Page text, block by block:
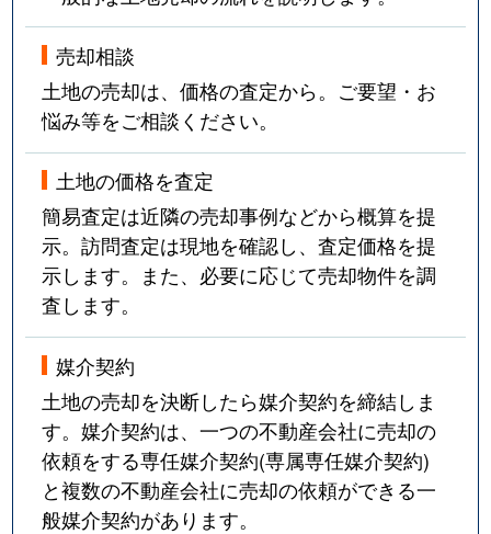
売却相談
土地の売却は、価格の査定から。ご要望・お
悩み等をご相談ください。
土地の価格を査定
簡易査定は近隣の売却事例などから概算を提
示。訪問査定は現地を確認し、査定価格を提
示します。また、必要に応じて売却物件を調
査します。
媒介契約
土地の売却を決断したら媒介契約を締結しま
す。媒介契約は、一つの不動産会社に売却の
依頼をする専任媒介契約(専属専任媒介契約)
と複数の不動産会社に売却の依頼ができる一
般媒介契約があります。